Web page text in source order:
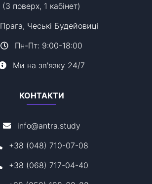
(3 поверх, 1 кабінет)
Прага, Чеські Будейовиці
Пн-Пт: 9:00-18:00
Ми на зв'язку 24/7
КОНТАКТИ
info@antra.study
+38 (048) 710-07-08
+38 (068) 717-04-40